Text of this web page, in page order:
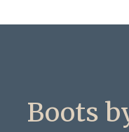
Boots